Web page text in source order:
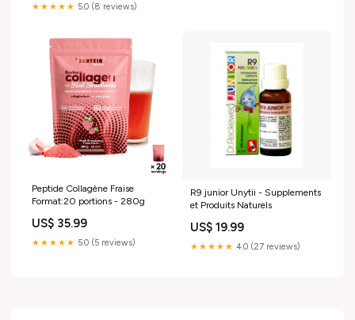
★★★★★ 5.0 (8 reviews)
Peptide Collagène Fraise
Format:20 portions - 280g
US$ 35.99
★★★★★ 5.0 (5 reviews)
R9 junior Unytii - Supplements
et Produits Naturels
US$ 19.99
★★★★★ 4.0 (27 reviews)